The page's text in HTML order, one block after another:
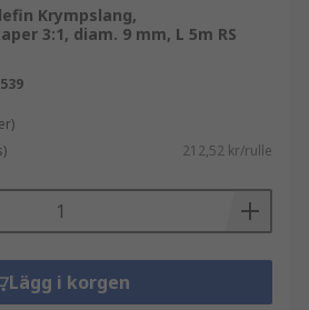
Krympslang,
3:1, diam. 9 mm, L 5m RS
212,52 kr/rulle
Lägg i korgen